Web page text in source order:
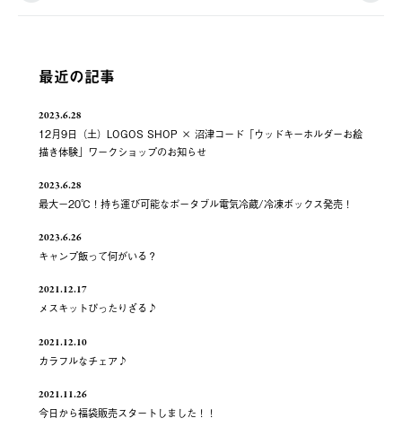
最近の記事
2023.6.28
12月9日（土）LOGOS SHOP × 沼津コード「ウッドキーホルダーお絵
描き体験」ワークショップのお知らせ
2023.6.28
最大－20℃！持ち運び可能なポータブル電気冷蔵/冷凍ボックス発売！
2023.6.26
キャンプ飯って何がいる？
2021.12.17
メスキットぴったりざる♪
2021.12.10
カラフルなチェア♪
2021.11.26
今日から福袋販売スタートしました！！